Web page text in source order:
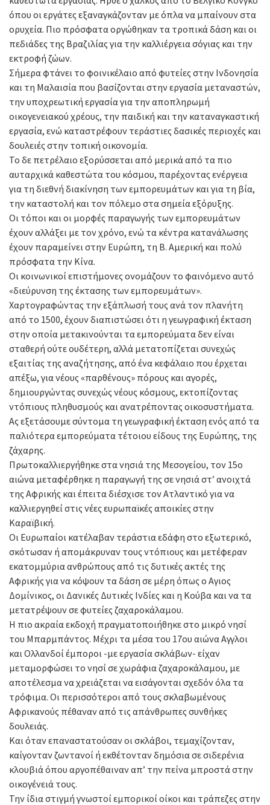
όπου οι εργάτες εξαναγκάζονταν με όπλα να μπαίνουν στα
ορυχεία. Πιο πρόσφατα οργώθηκαν τα τροπικά δάση και οι
πεδιάδες της Βραζιλίας για την καλλιέργεια σόγιας και την
εκτροφή ζώων.
Σήμερα φτάνει το φοινικέλαιο από φυτείες στην Ινδονησία
και τη Μαλαισία που βασίζονται στην εργασία μεταναστών,
την υποχρεωτική εργασία για την αποπληρωμή
οικογενειακού χρέους, την παιδική και την καταναγκαστική
εργασία, ενώ καταστρέφουν τεράστιες δασικές περιοχές και
δουλειές στην τοπική οικονομία.
Το δε πετρέλαιο εξορύσσεται από μερικά από τα πιο
αυταρχικά καθεστώτα του κόσμου, παρέχοντας ενέργεια
για τη διεθνή διακίνηση των εμπορευμάτων και για τη βία,
την καταστολή και τον πόλεμο στα σημεία εξόρυξης.
Οι τόποι και οι μορφές παραγωγής των εμπορευμάτων
έχουν αλλάξει με τον χρόνο, ενώ τα κέντρα κατανάλωσης
έχουν παραμείνει στην Ευρώπη, τη Β. Αμερική και πολύ
πρόσφατα την Κίνα.
Οι κοινωνικοί επιστήμονες ονομάζουν το φαινόμενο αυτό
«διεύρυνση της έκτασης των εμπορευμάτων».
Χαρτογραφώντας την εξάπλωσή τους ανά τον πλανήτη
από το 1500, έχουν διαπιστώσει ότι η γεωγραφική έκταση
στην οποία μετακινούνται τα εμπορεύματα δεν είναι
σταθερή ούτε ουδέτερη, αλλά μετατοπίζεται συνεχώς
εξαιτίας της αναζήτησης, από ένα κεφάλαιο που έρχεται
απέξω, για νέους «παρθένους» πόρους και αγορές,
δημιουργώντας συνεχώς νέους κόσμους, εκτοπίζοντας
ντόπιους πληθυσμούς και ανατρέποντας οικοσυστήματα.
Ας εξετάσουμε σύντομα τη γεωγραφική έκταση ενός από τα
παλιότερα εμπορεύματα τέτοιου είδους της Ευρώπης, της
ζάχαρης.
Πρωτοκαλλιεργήθηκε στα νησιά της Μεσογείου, τον 15ο
αιώνα μεταφέρθηκε η παραγωγή της σε νησιά στ’ ανοιχτά
της Αφρικής και έπειτα διέσχισε τον Ατλαντικό για να
καλλιεργηθεί στις νέες ευρωπαϊκές αποικίες στην
Καραϊβική.
Οι Ευρωπαίοι κατέλαβαν τεράστια εδάφη στο εξωτερικό,
σκότωσαν ή απομάκρυναν τους ντόπιους και μετέφεραν
εκατομμύρια ανθρώπους από τις δυτικές ακτές της
Αφρικής για να κόψουν τα δάση σε μέρη όπως ο Αγιος
Δομίνικος, οι Δανικές Δυτικές Ινδίες και η Κούβα και να τα
μετατρέψουν σε φυτείες ζαχαροκάλαμου.
Η πιο ακραία εκδοχή πραγματοποιήθηκε στο μικρό νησί
του Μπαρμπάντος. Μέχρι τα μέσα του 17ου αιώνα Αγγλοι
και Ολλανδοί έμποροι -με εργασία σκλάβων- είχαν
μεταμορφώσει το νησί σε χωράφια ζαχαροκάλαμου, με
αποτέλεσμα να χρειάζεται να εισάγονται σχεδόν όλα τα
τρόφιμα. Οι περισσότεροι από τους σκλαβωμένους
Αφρικανούς πέθαναν από τις απάνθρωπες συνθήκες
δουλειάς.
Και όταν επαναστατούσαν οι σκλάβοι, τεμαχίζονταν,
καίγονταν ζωντανοί ή εκθέτονταν δημόσια σε σιδερένια
κλουβιά όπου αργοπέθαιναν απ’ την πείνα μπροστά στην
οικογένειά τους.
Την ίδια στιγμή γνωστοί εμπορικοί οίκοι και τράπεζες στην